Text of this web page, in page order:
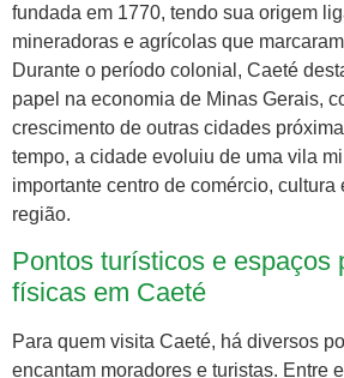
fundada em 1770, tendo sua origem
mineradoras e agrícolas que
Durante o período colonial, Caeté
papel na economia de Minas Gerais,
crescimento de outras cidades
tempo, a cidade evoluiu de uma vila
importante centro de comércio, cultura
região.
Pontos turísticos e espaços
físicas em Caeté
Para quem visita Caeté, há diversos
encantam moradores e turistas. Entre